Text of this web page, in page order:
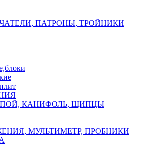
ПАТРОНЫ, ТРОЙНИКИ
КАНИФОЛЬ, ЩИПЦЫ
МУЛЬТИМЕТР, ПРОБНИКИ